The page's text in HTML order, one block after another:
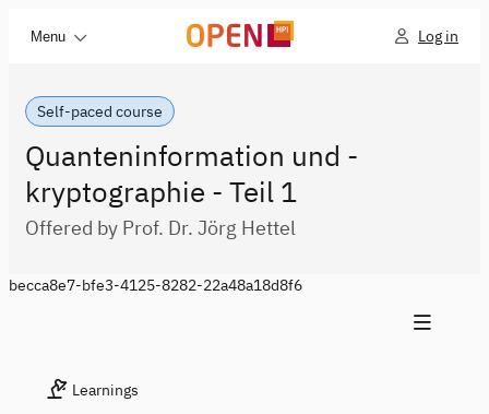
Menu Log in
Self-paced course
Quanteninformation und -
kryptographie - Teil 1
Offered by Prof. Dr. Jörg Hettel
becca8e7-bfe3-4125-8282-22a48a18d8f6
Learnings